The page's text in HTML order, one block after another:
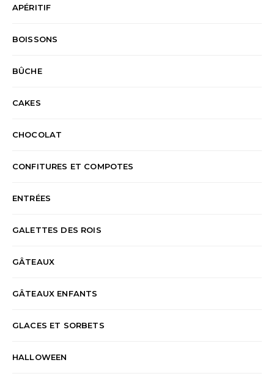
APÉRITIF
BOISSONS
BÛCHE
CAKES
CHOCOLAT
CONFITURES ET COMPOTES
ENTRÉES
GALETTES DES ROIS
GÂTEAUX
GÂTEAUX ENFANTS
GLACES ET SORBETS
HALLOWEEN